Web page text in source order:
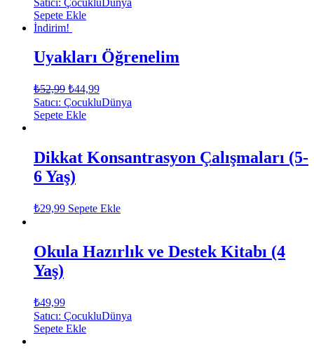
Sepete Ekle
İndirim!
Uyakları Öğrenelim
₺52,99 ₺44,99
Satıcı: ÇocukluDünya
Sepete Ekle
Dikkat Konsantrasyon Çalışmaları (5-
6 Yaş)
₺29,99 Sepete Ekle
Okula Hazırlık ve Destek Kitabı (4
Yaş)
₺49,99
Satıcı: ÇocukluDünya
Sepete Ekle